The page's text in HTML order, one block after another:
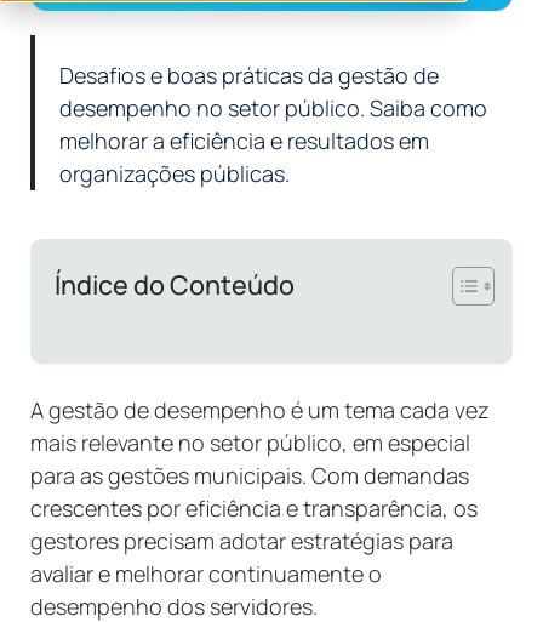
Desafios e boas práticas da gestão de
desempenho no setor público. Saiba como
melhorar a eficiência e resultados em
organizações públicas.
Índice do Conteúdo
A gestão de desempenho é um tema cada vez
mais relevante no setor público, em especial
para as gestões municipais. Com demandas
crescentes por eficiência e transparência, os
gestores precisam adotar estratégias para
avaliar e melhorar continuamente o
desempenho dos servidores.